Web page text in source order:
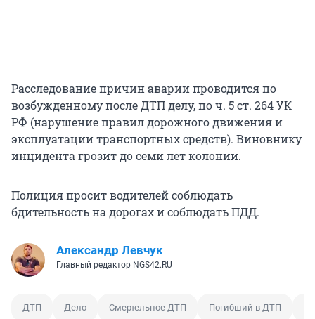
Расследование причин аварии проводится по
возбужденному после ДТП делу, по ч. 5 ст. 264 УК
РФ (нарушение правил дорожного движения и
эксплуатации транспортных средств). Виновнику
инцидента грозит до семи лет колонии.
Полиция просит водителей соблюдать
бдительность на дорогах и соблюдать ПДД.
Александр Левчук
Главный редактор NGS42.RU
ДТП Дело Смертельное ДТП Погибший в ДТП